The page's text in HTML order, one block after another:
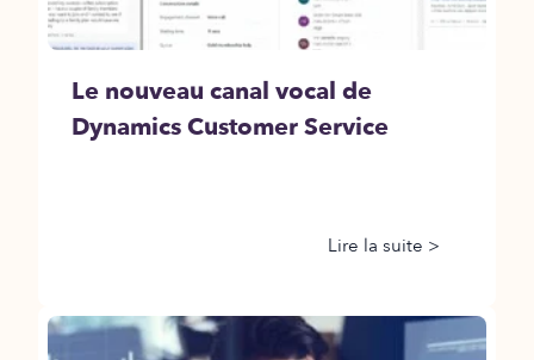
Le nouveau canal vocal de
Dynamics Customer Service
Lire la suite >